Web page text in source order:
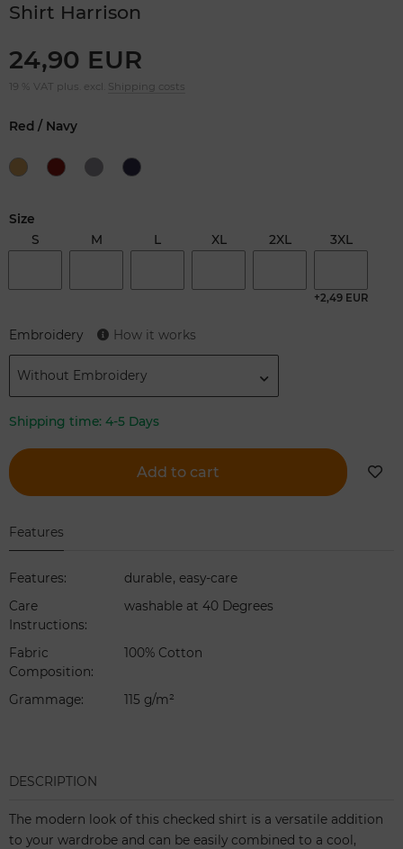
Shirt Harrison
24,90 EUR
19 % VAT plus. excl. Shipping costs
Red / Navy
Size
S
M L XL 2XL 3XL
+2,49 EUR
Embroidery How it works
Without Embroidery
Shipping time: 4-5 Days
Add to cart
Features
Features: durable, easy-care
Care
Instructions:
washable at 40 Degrees
Fabric
Composition:
100% Cotton
Grammage: 115 g/m²
DESCRIPTION
The modern look of this checked shirt is a versatile addition
to your wardrobe and can be easily combined to a cool,